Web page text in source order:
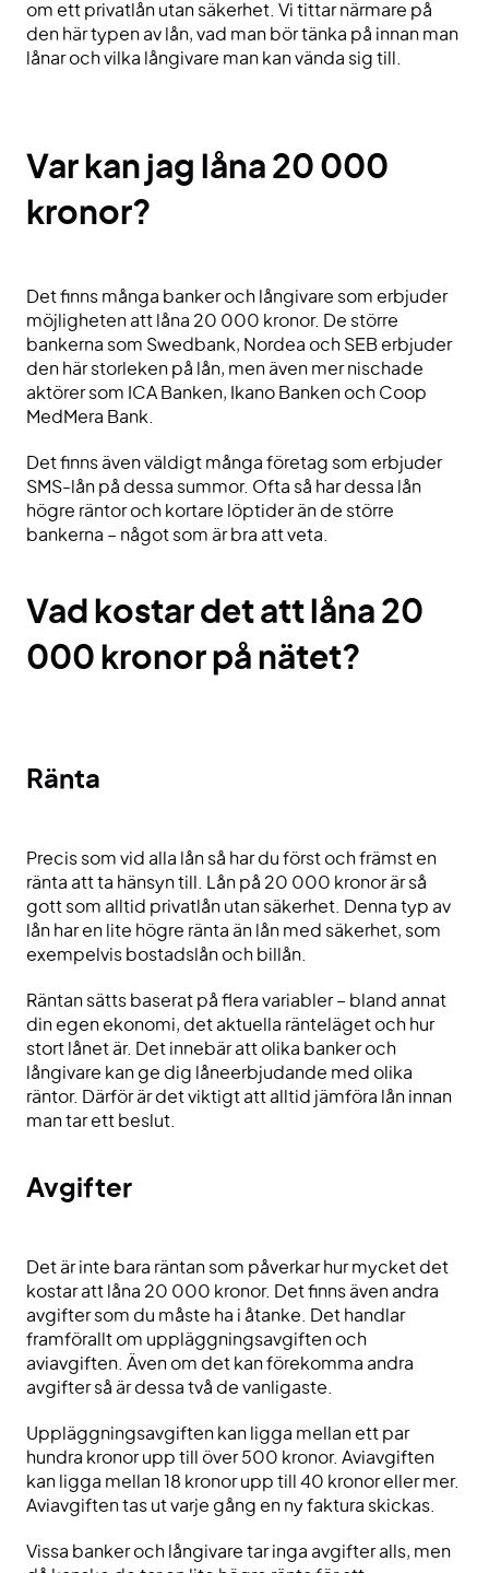
om ett privatlån utan säkerhet. Vi tittar närmare på
den här typen av lån, vad man bör tänka på innan man
lånar och vilka långivare man kan vända sig till.
Var kan jag låna 20 000
kronor?
Det finns många banker och långivare som erbjuder
möjligheten att låna 20 000 kronor. De större
bankerna som Swedbank, Nordea och SEB erbjuder
den här storleken på lån, men även mer nischade
aktörer som ICA Banken, Ikano Banken och Coop
MedMera Bank.
Det finns även väldigt många företag som erbjuder
SMS-lån på dessa summor. Ofta så har dessa lån
högre räntor och kortare löptider än de större
bankerna – något som är bra att veta.
Vad kostar det att låna 20
000 kronor på nätet?
Ränta
Precis som vid alla lån så har du först och främst en
ränta att ta hänsyn till. Lån på 20 000 kronor är så
gott som alltid privatlån utan säkerhet. Denna typ av
lån har en lite högre ränta än lån med säkerhet, som
exempelvis bostadslån och billån.
Räntan sätts baserat på flera variabler – bland annat
din egen ekonomi, det aktuella ränteläget och hur
stort lånet är. Det innebär att olika banker och
långivare kan ge dig låneerbjudande med olika
räntor. Därför är det viktigt att alltid jämföra lån innan
man tar ett beslut.
Avgifter
Det är inte bara räntan som påverkar hur mycket det
kostar att låna 20 000 kronor. Det finns även andra
avgifter som du måste ha i åtanke. Det handlar
framförallt om uppläggningsavgiften och
aviavgiften. Även om det kan förekomma andra
avgifter så är dessa två de vanligaste.
Uppläggningsavgiften kan ligga mellan ett par
hundra kronor upp till över 500 kronor. Aviavgiften
kan ligga mellan 18 kronor upp till 40 kronor eller mer.
Aviavgiften tas ut varje gång en ny faktura skickas.
Vissa banker och långivare tar inga avgifter alls, men